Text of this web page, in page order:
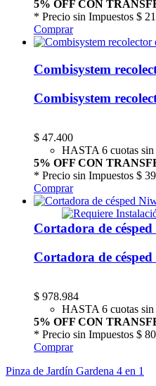
5% OFF CON
* Precio sin Impuestos $
Comprar
Combisystem
Combisystem
$ 47.400
HASTA 6 cuotas sin
5% OFF CON
* Precio sin Impuestos $
Comprar
Cortadora de
Cortadora de
$ 978.984
HASTA 6 cuotas sin
5% OFF CON
* Precio sin Impuestos $
Comprar
Pinza de Jardín Gardena 4 en 1